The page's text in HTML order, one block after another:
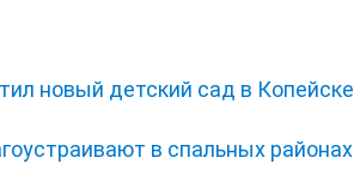
новый детский сад в Копейске
в спальных районах